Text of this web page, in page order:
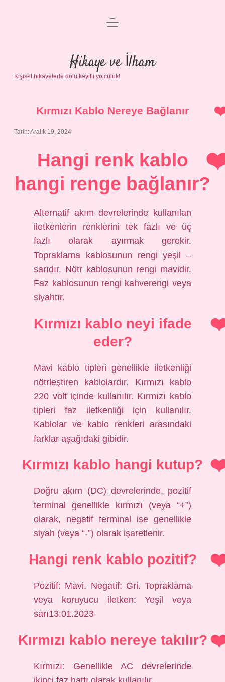
Anasayfa
Gizlilik Politikası
Yasal Uyarı
menüyü
Hikaye ve İlham
Kişisel hikayelerle dolu keyifli yolculuk!
Kırmızı Kablo Nereye Bağlanır
Tarih: Aralık 19, 2024
Hangi renk kablo
hangi renge bağlanır?
Alternatif akım devrelerinde kullanılan
iletkenlerin renklerini tek fazlı ve üç
fazlı olarak ayırmak gerekir.
Topraklama kablosunun rengi yeşil –
sarıdır. Nötr kablosunun rengi mavidir.
Faz kablosunun rengi kahverengi veya
siyahtır.
Kırmızı kablo neyi ifade
eder?
Mavi kablo tipleri genellikle iletkenliği
nötrleştiren kablolardır. Kırmızı kablo
220 volt içinde kullanılır. Kırmızı kablo
tipleri faz iletkenliği için kullanılır.
Kablolar ve kablo renkleri arasındaki
farklar aşağıdaki gibidir.
Kırmızı kablo hangi kutup?
Doğru akım (DC) devrelerinde, pozitif
terminal genellikle kırmızı (veya “+”)
olarak, negatif terminal ise genellikle
siyah (veya “-”) olarak işaretlenir.
Hangi renk kablo pozitif?
Pozitif: Mavi. Negatif: Gri. Topraklama
veya koruyucu iletken: Yeşil veya
sarı13.01.2023
Kırmızı kablo nereye takılır?
Kırmızı: Genellikle AC devrelerinde